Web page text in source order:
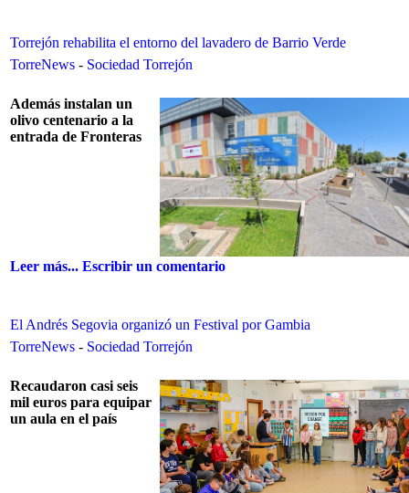
Torrejón rehabilita el entorno del lavadero de Barrio Verde
TorreNews - Sociedad Torrejón
Además instalan un
olivo centenario a la
entrada de Fronteras
Leer más... Escribir un comentario
El Andrés Segovia organizó un Festival por Gambia
TorreNews - Sociedad Torrejón
Recaudaron casi seis
mil euros para equipar
un aula en el país